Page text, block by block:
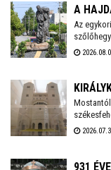
éveket idézik fel.
mint ahogy sokan azt
városban.
A
Az
telkeit
Mostantól
hatalmas
931